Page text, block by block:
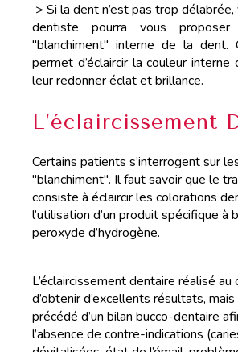
> Si la dent n’est pas trop
dentiste pourra vous proposer
"blanchiment" interne de la dent.
permet d’éclaircir la couleur
leur redonner éclat et brillance.
L’éclaircissement
Certains patients s’interrogent sur
"blanchiment". Il faut savoir que le
consiste à éclaircir les colorations
l’utilisation d’un produit spécifique à
peroxyde d’hydrogène.
L’éclaircissement dentaire réalisé
d’obtenir d’excellents résultats,
précédé d’un bilan bucco-dentaire
l’absence de contre-indications